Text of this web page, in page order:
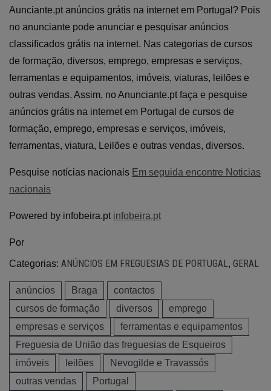
Aunciante.pt anúncios grátis na internet em Portugal? Pois
no anunciante pode anunciar e pesquisar anúncios
classificados grátis na internet. Nas categorias de cursos
de formação, diversos, emprego, empresas e serviços,
ferramentas e equipamentos, imóveis, viaturas, leilões e
outras vendas. Assim, no Anunciante.pt faça e pesquise
anúncios grátis na internet em Portugal de cursos de
formação, emprego, empresas e serviços, imóveis,
ferramentas, viatura, Leilões e outras vendas, diversos.
Pesquise notícias nacionais Em seguida encontre Noticias
nacionais
Powered by infobeira.pt infobeira.pt
Por
Categorias: ANÚNCIOS EM FREGUESIAS DE PORTUGAL , GERAL
anúncios Braga
contactos
cursos de formação
diversos
emprego
empresas e serviços
ferramentas e equipamentos
Freguesia de União das freguesias de Esqueiros
imóveis
leilões
Nevogilde e Travassós
outras vendas
Portugal